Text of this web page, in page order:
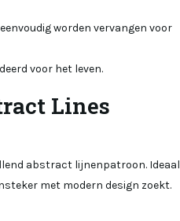
worden vervangen voor
voor het leven.
Lines
abstract lijnenpatroon. Ideaal
met modern design zoekt.